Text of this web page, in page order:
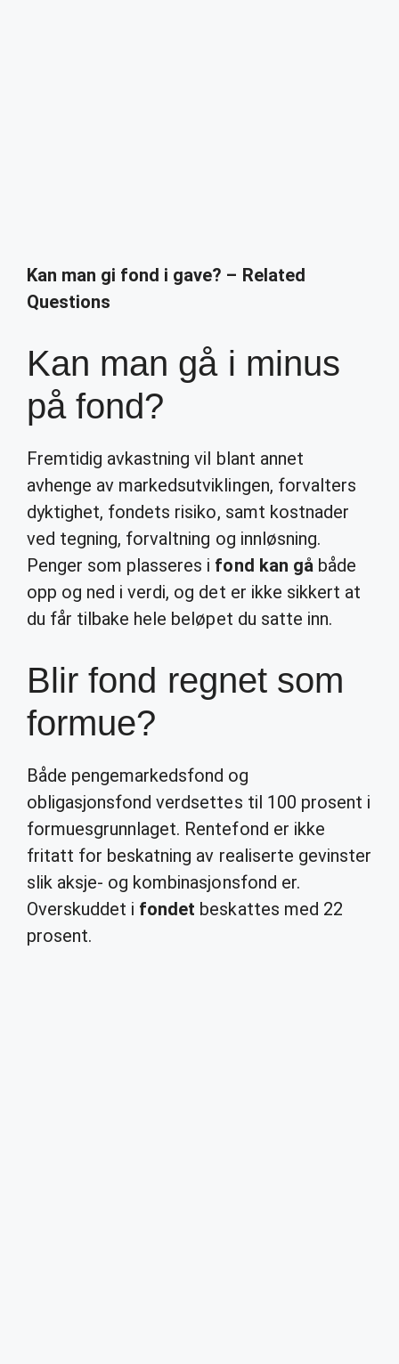
Kan man gi fond i gave? – Related
Questions
Kan man gå i minus
på fond?
Fremtidig avkastning vil blant annet
avhenge av markedsutviklingen, forvalters
dyktighet, fondets risiko, samt kostnader
ved tegning, forvaltning og innløsning.
Penger som plasseres i fond kan gåbåde
opp og ned i verdi, og det er ikke sikkert at
du får tilbake hele beløpet du satte inn.
Blir fond regnet som
formue?
Både pengemarkedsfond og
obligasjonsfond verdsettes til 100 prosent i
formuesgrunnlaget. Rentefond er ikke
fritatt for beskatning av realiserte gevinster
slik aksje- og kombinasjonsfond er.
Overskuddet i fondet beskattes med 22
prosent.